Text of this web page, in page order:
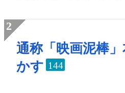
通称「映画泥棒
かす 144